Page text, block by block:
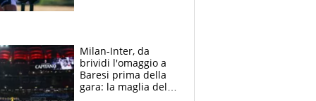
Milan-Inter, da
brividi l'omaggio a
Baresi prima della
gara: la maglia del